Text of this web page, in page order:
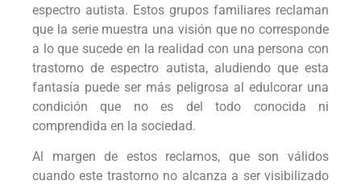
espectro autista. Estos grupos familiares reclaman
que la serie muestra una visión que no corresponde
a lo que sucede en la realidad con una persona con
trastorno de espectro autista, aludiendo que esta
fantasía puede ser más peligrosa al edulcorar una
condición que no es del todo conocida ni
comprendida en la sociedad.
Al margen de estos reclamos, que son válidos
cuando este trastorno no alcanza a ser visibilizado